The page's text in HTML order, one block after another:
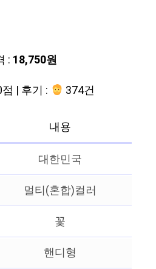
: 18,750원
| 후기 :
374건
내용
대한민국
멀티(혼합)컬러
꽃
핸디형